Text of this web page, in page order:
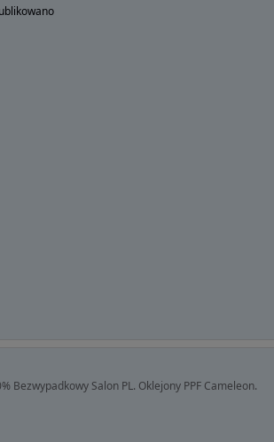
Bezwypadkowy Salon PL. Oklejony PPF Cameleon.